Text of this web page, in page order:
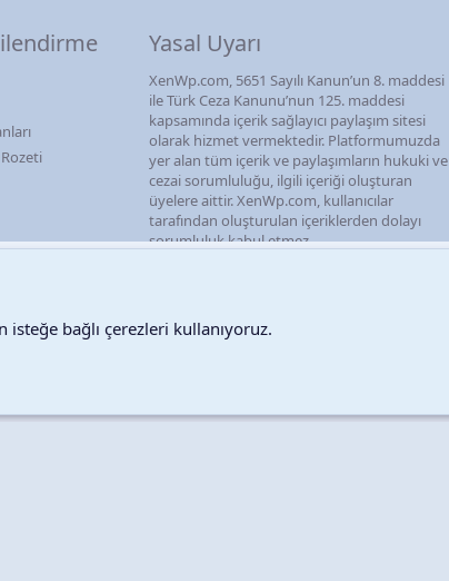
Yasal Uyarı
XenWp.com, 5651 Sayılı Kanun’un 8. maddesi
ile Türk Ceza Kanunu’nun 125. maddesi
kapsamında içerik sağlayıcı paylaşım sitesi
olarak hizmet vermektedir. Platformumuzda
yer alan tüm içerik ve paylaşımların hukuki ve
cezai sorumluluğu, ilgili içeriği oluşturan
üyelere aittir. XenWp.com, kullanıcılar
tarafından oluşturulan içeriklerden dolayı
sorumluluk kabul etmez.
Destek talepleri
bağlı çerezleri kullanıyoruz.